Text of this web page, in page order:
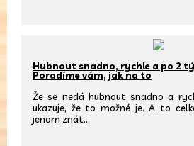
Hubnout snadno, rychle a po 2
Poradíme vám, jak na to
Že se nedá hubnout snadno a
ukazuje, že to možné je. A to
jenom znát…